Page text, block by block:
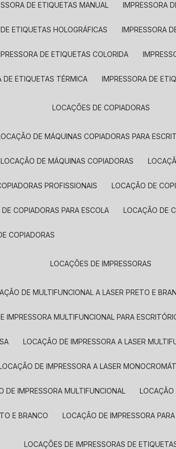
DE ETIQUETAS MANUAL IMPRESSORA
ETIQUETAS HOLOGRÁFICAS IMPRESSORA
DE ETIQUETAS COLORIDA
DE ETIQUETAS TÉRMICA IMPRESSORA DE
LOCAÇÕES DE COPIADORAS
LOCAÇÃO DE MÁQUINAS COPIADORAS PARA
LOCAÇÃO DE MÁQUINAS COPIADORAS
PROFISSIONAIS LOCAÇÃO DE
DE COPIADORAS PARA ESCOLA LOCAÇÃO DE
COPIADORAS
LOCAÇÕES DE IMPRESSORAS
DE MULTIFUNCIONAL A LASER PRETO E
IMPRESSORA MULTIFUNCIONAL PARA
LOCAÇÃO DE IMPRESSORA A LASER
LOCAÇÃO DE IMPRESSORA A LASER
DE IMPRESSORA MULTIFUNCIONAL
E BRANCO LOCAÇÃO DE IMPRESSORA
LOCAÇÕES DE IMPRESSORAS DE